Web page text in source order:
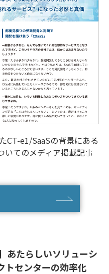
CT-e1/SaaSの背景にある
いてのメディア掲載記事
あたらしいソリューシ
トセンターの効率化